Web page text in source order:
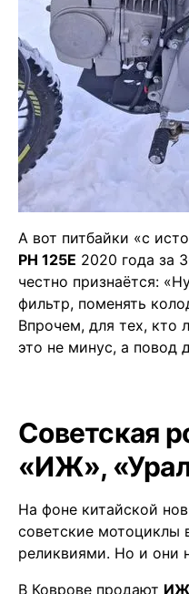
А вот питбайки «с
PH 125E 2020 года за
честно признаётся:
фильтр, поменять
Впрочем, для тех, кто
это не минус, а повод
Советская
«ИЖ»,
На фоне китайской
советские мотоциклы
реликвиями. Но и они
В Коврове продают ИЖ